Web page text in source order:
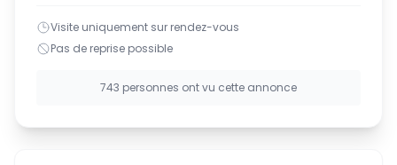
Visite uniquement sur rendez-vous
Pas de reprise possible
743 personnes ont vu cette annonce